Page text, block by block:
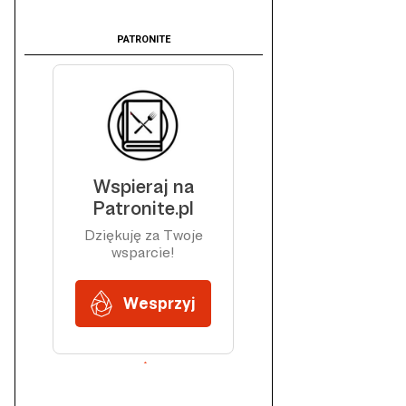
PATRONITE